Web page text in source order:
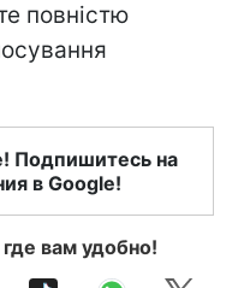
повністю
Подпишитесь на
в Google!
вам удобно!